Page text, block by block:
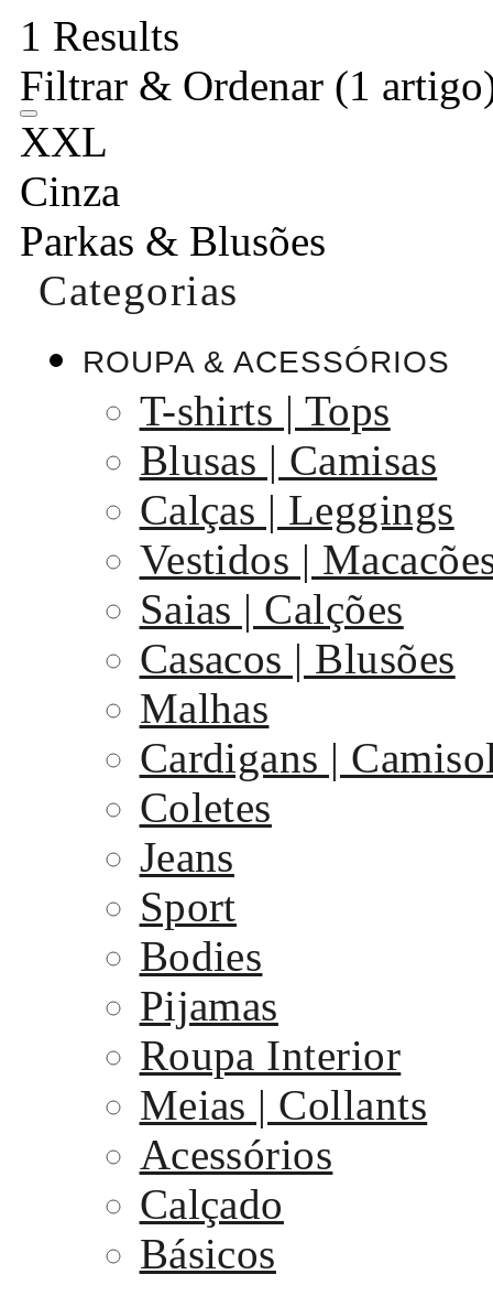
1 Results
Filtrar & Ordenar (1
XXL
Cinza
Parkas & Blusões
Categorias
ROUPA & ACESSÓRIOS
T-shirts | Tops
Blusas | Camisas
Calças | Leggings
Vestidos |
Saias | Calções
Casacos | Blusões
Malhas
Cardigans |
Coletes
Jeans
Sport
Bodies
Pijamas
Roupa Interior
Meias | Collants
Acessórios
Calçado
Básicos